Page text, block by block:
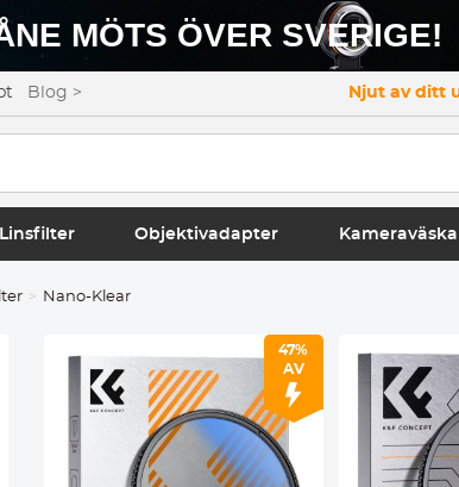
MÖTS ÖVER SVERIGE!
Blog > Njut av ditt
Linsfilter Objektivadapter Kameraväska
Nano-Klear
47%
AV